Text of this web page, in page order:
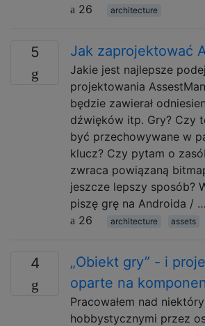
26
architecture
5 Jak zaprojektować
Jakie jest najlepsze
projektowania
będzie zawierał
dźwięków itp. Gry? Czy
być przechowywane w
klucz? Czy pytam o
zwraca powiązaną
jeszcze lepszy sposób?
piszę grę na Androida / …
26
architecture assets
4
„Obiekt gry” - i
oparte na
Pracowałem nad
hobbystycznymi przez